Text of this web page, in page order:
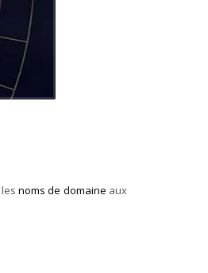
noms de domaine aux